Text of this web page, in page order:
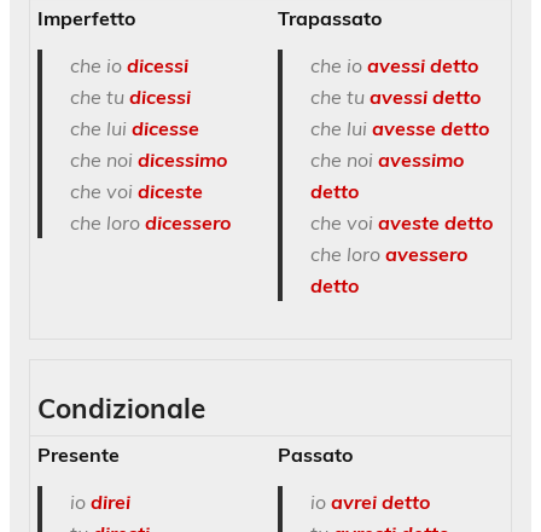
Imperfetto
che iodicessi
che tu dicessi
che lui dicesse
che noi dicessimo
che voi diceste
che loro dicessero
Trapassato
che io avessi detto
che tu avessi detto
che lui avesse detto
che noi avessimo
detto
che voi aveste detto
che loro avessero
detto
Condizionale
Presente
io direi
Passato
io avrei detto